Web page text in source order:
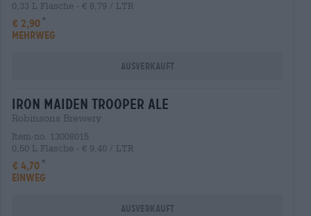
0,33 L Flasche - € 8,79 / LTR
€ 2,90
MEHRWEG
Ausverkauft
iron maiden trooper ale
Robinsons Brewery
Item-no. 13008015
0,50 L Flasche - € 9,40 / LTR
€ 4,70
EINWEG
Ausverkauft